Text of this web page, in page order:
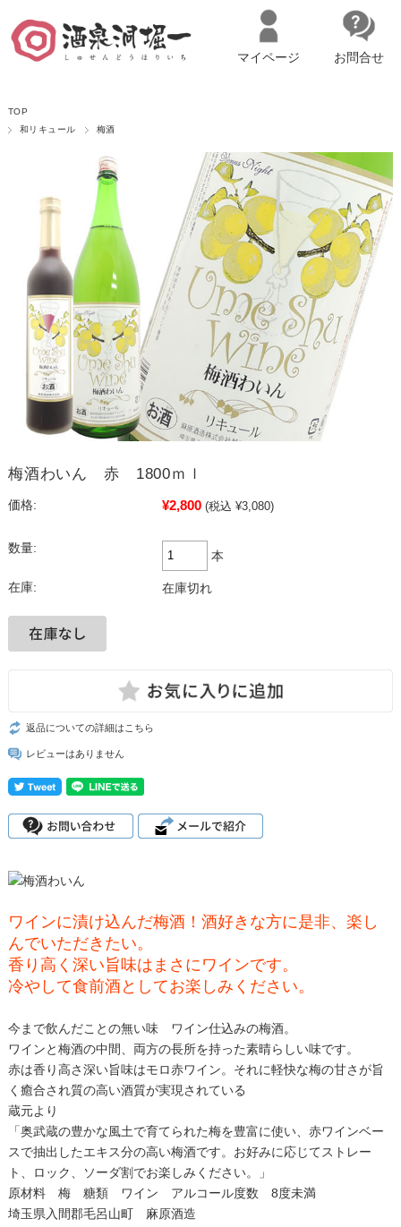
マイページ お問合せ
TOP
和リキュール
梅酒
梅酒わいん 赤 1800ｍｌ
価格: ¥2,800 (税込 ¥3,080)
数量:
本
在庫: 在庫切れ
返品についての詳細はこちら
レビューはありません
ワインに漬け込んだ梅酒！酒好きな方に是非、楽し
んでいただきたい。
香り高く深い旨味はまさにワインです。
冷やして食前酒としてお楽しみください。
今まで飲んだことの無い味 ワイン仕込みの梅酒。
ワインと梅酒の中間、両方の長所を持った素晴らしい味です。
赤は香り高さ深い旨味はモロ赤ワイン。それに軽快な梅の甘さが旨
く癒合され質の高い酒質が実現されている
蔵元より
「奥武蔵の豊かな風土で育てられた梅を豊富に使い、赤ワインベー
スで抽出したエキス分の高い梅酒です。お好みに応じてストレー
ト、ロック、ソーダ割でお楽しみください。」
原材料 梅 糖類 ワイン アルコール度数 8度未満
埼玉県入間郡毛呂山町 麻原酒造